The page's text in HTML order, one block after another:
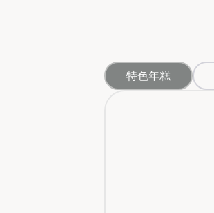
特色年糕